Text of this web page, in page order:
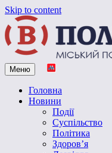
Skip to content
Vpoltave.info
Полтавський портал новин
Меню
Головна
Новини
Події
Суспільство
Політика
Здоров’я